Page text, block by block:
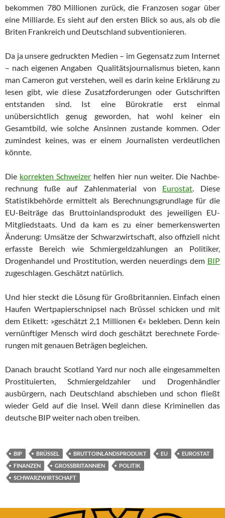
bekommen 780 Millionen zu­rück, die Franzosen sogar über
eine Milliarde. Es sieht auf den ers­ten Blick so aus, als ob die
Briten Frankreich und Deutschland sub­ven­tio­nie­ren.
Da ja unsere gedruckten Medien – im Gegensatz zum Internet
– nach eigenen Angaben Qualitätsjournalismus bieten, kann
man Ca­me­ron gut verstehen, weil es darin keine Erklärung zu
lesen gibt, wie diese Zusatzforderungen oder Gutschriften
entstanden sind. Ist eine Bürokratie erst einmal
unübersichtlich genug geworden, hat wohl keiner ein
Gesamtbild, wie solche Ansinnen zustande kommen. Oder
zumindest keines, was er einem Journalisten verdeutlichen
könnte.
Die korrekten Schweizer helfen hier nun weiter. Die Nach­be­
rech­nung fuße auf Zahlenmaterial von Eurostat. Diese
Statistikbehörde ermittelt als Berechnungsgrundlage für die
EU-Beiträge das Brut­to­inlandsprodukt des jeweiligen EU-
Mitgliedstaats. Und da kam es zu einer bemerkenswerten
Änderung: Umsätze der Schwarz­wirt­schaft, also offiziell nicht
erfasste Bereich wie Schmier­geld­zah­lun­gen an Politiker,
Drogenhandel und Prostitution, werden neuerdings dem BIP
zugeschlagen. Geschätzt natürlich.
Und hier steckt die Lösung für Großbritannien. Einfach einen
Hau­fen Wertpapierschnipsel nach Brüssel schicken und mit
dem Etikett: »ge­schätzt 2,1 Millionen €« bekleben. Denn kein
ver­nünf­ti­ger Mensch wird doch geschätzt berechnete For­de­
run­gen mit ge­nau­en Beträgen begleichen.
Danach braucht Scotland Yard nur noch alle eingesammelten
Pros­ti­tuier­ten, Schmiergeldzahler und Drogenhändler
ausbürgern, nach Deutsch­land abschieben und schon fließt
wieder Geld auf die Insel. Weil dann diese Kriminellen das
deutsche BIP weiter nach oben trei­ben.
BIP BRÜSSEL BRUTTOINLANDSPRODUKT EU
EUROSTAT
FINANZEN
GROSSBRITANNIEN
POLITIK
SCHWARZWIRTSCHAFT